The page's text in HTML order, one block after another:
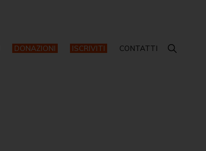
DONAZIONI ISCRIVITI CONTATTI